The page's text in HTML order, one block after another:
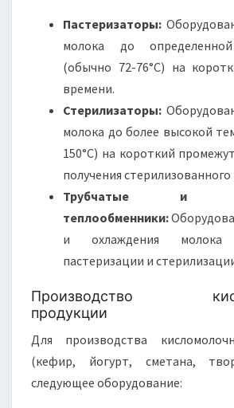
Пастеризаторы:
молока до
(обычно 72-76°C) на
времени.
Стерилизаторы:
молока до более высокой
150°C) на короткий
получения
Трубчатые и
теплообменники:
и охлаждения
пастеризации и
Производство
продукции
Для производства
(кефир, йогурт, сметана,
следующее оборудование: